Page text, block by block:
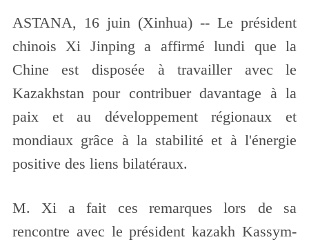
ASTANA, 16 juin (Xinhua) -- Le président
chinois Xi Jinping a affirmé lundi que la
Chine est disposée à travailler avec le
Kazakhstan pour contribuer davantage à la
paix et au développement régionaux et
mondiaux grâce à la stabilité et à l'énergie
positive des liens bilatéraux.
M. Xi a fait ces remarques lors de sa
rencontre avec le président kazakh Kassym-